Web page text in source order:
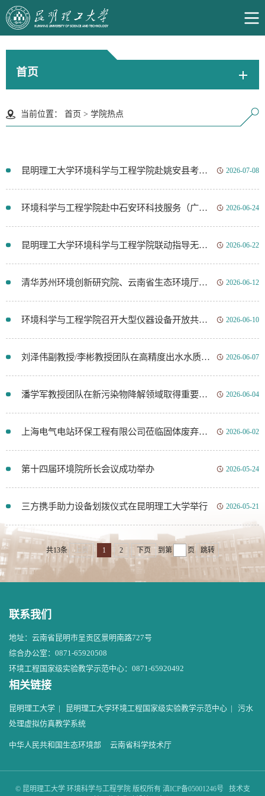
首页
当前位置： 首页 > 学院热点
昆明理工大学环境科学与工程学院赴姚安县考察调研 2026-07-08
环境科学与工程学院赴中石安环科技服务（广西）有限责任公司考察调研并签署校企“实习实训基地”共建协议 2026-06-24
昆明理工大学环境科学与工程学院联动指导无人机灭火实战演练 2026-06-22
清华苏州环境创新研究院、云南省生态环境厅等单位专家、领导莅临环境科学与工程学院指导调研 2026-06-12
环境科学与工程学院召开大型仪器设备开放共享管理系统宣讲交流会 2026-06-10
刘泽伟副教授/李彬教授团队在高精度出水水质预测领域取得重要研究进展 2026-06-07
潘学军教授团队在新污染物降解领域取得重要研究进展 2026-06-04
上海电气电站环保工程有限公司莅临固体废弃物资源化国家工程研究中心开展技术交流 2026-06-02
第十四届环境院所长会议成功举办 2026-05-24
三方携手助力设备划拨仪式在昆明理工大学举行 2026-05-21
共13条 上页 1 2 下页 到第 页 跳转
联系我们
地址：云南省昆明市呈贡区景明南路727号
综合办公室：0871-65920508
环境工程国家级实验教学示范中心：0871-65920492
相关链接
昆明理工大学 | 昆明理工大学环境工程国家级实验教学示范中心 | 污水
处理虚拟仿真教学系统
中华人民共和国生态环境部 云南省科学技术厅
© 昆明理工大学 环境科学与工程学院 版权所有 滇ICP备05001246号 技术支